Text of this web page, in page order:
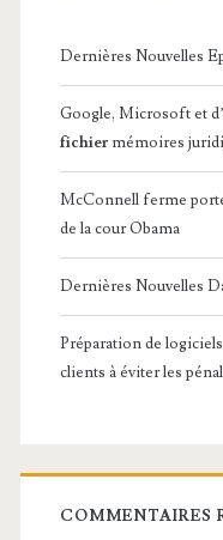
Dernières Nouvelles
Google, Microsoft et
fichier mémoires
McConnell ferme
de la cour Obama
Dernières Nouvelles
Préparation de
clients à éviter les
COMMENTAIRES